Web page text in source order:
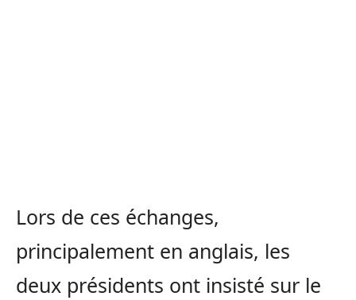
Lors de ces échanges,
principalement en anglais, les
deux présidents ont insisté sur le